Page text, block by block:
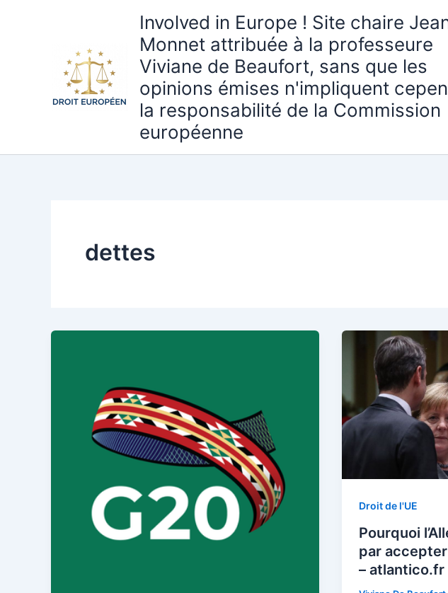
Involved in Europe ! Site chaire
Monnet attribuée à la professeure
Viviane de Beaufort, sans que les
opinions émises n'impliquent
la responsabilité de la Commission
européenne
dettes
Droit de l'UE
Pourquoi
par
– atlantico.fr